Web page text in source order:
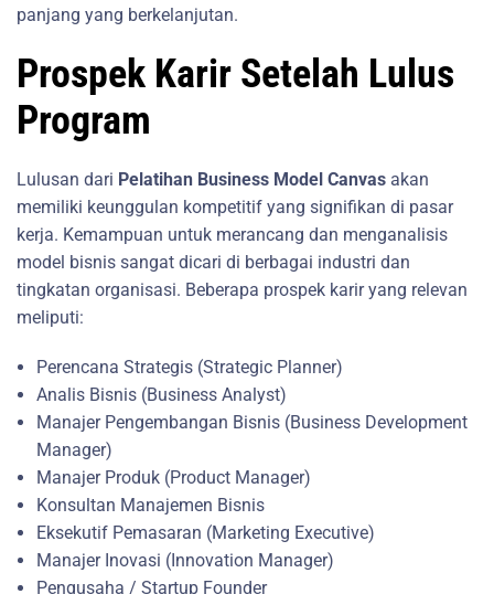
panjang yang berkelanjutan.
Prospek Karir Setelah Lulus
Program
Lulusan dari Pelatihan Business Model Canvas akan
memiliki keunggulan kompetitif yang signifikan di pasar
kerja. Kemampuan untuk merancang dan menganalisis
model bisnis sangat dicari di berbagai industri dan
tingkatan organisasi. Beberapa prospek karir yang relevan
meliputi:
Perencana Strategis (Strategic Planner)
Analis Bisnis (Business Analyst)
Manajer Pengembangan Bisnis (Business Development
Manager)
Manajer Produk (Product Manager)
Konsultan Manajemen Bisnis
Eksekutif Pemasaran (Marketing Executive)
Manajer Inovasi (Innovation Manager)
Pengusaha / Startup Founder